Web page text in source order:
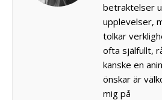
betraktelser
upplevelser,
tolkar
ofta själfullt,
kanske en
önskar är
mig på